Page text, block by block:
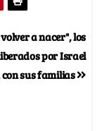
a nacer", los
por Israel
con sus familias